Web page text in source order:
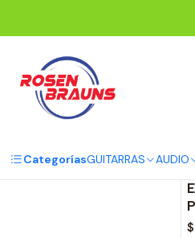
CategoríasGUITARRAS AUDIO